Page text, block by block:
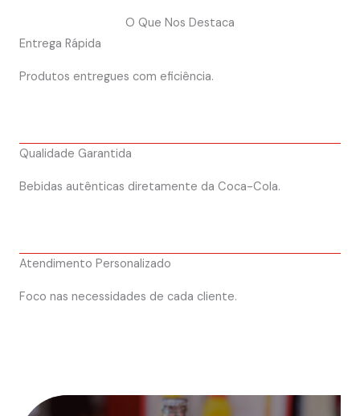
O Que Nos Destaca
Entrega Rápida
Produtos entregues com eficiência.
Qualidade Garantida
Bebidas autênticas diretamente da Coca-Cola.
Atendimento Personalizado
Foco nas necessidades de cada cliente.